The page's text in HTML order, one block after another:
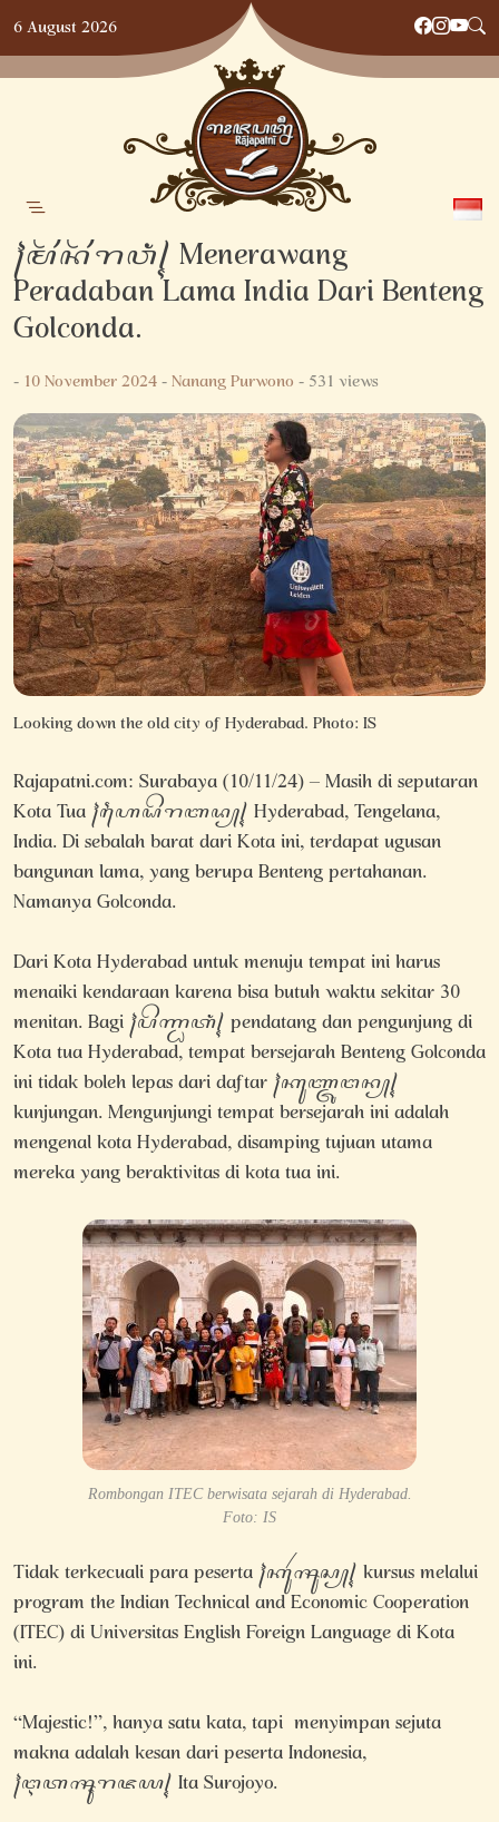
Skip
to
content
6 August 2026
꧌ꦩꦼꦤꦼꦫꦮꦁ꧍ Menerawang
Peradaban Lama India Dari Benteng
Golconda.
-10 November 2024-Nanang Purwono- 531 views
Looking down the old city of Hyderabad. Photo: IS
Rajapatni.com: Surabaya (10/11/24) – Masih di seputaran
Kota Tua ꧌ꦲꦻꦝꦼꦫꦧꦢ꧀꧍ Hyderabad, Tengelana,
India. Di sebalah barat dari Kota ini, terdapat ugusan
bangunan lama, yang berupa Benteng pertahanan.
Namanya Golconda.
Dari Kota Hyderabad untuk menuju tempat ini harus
menaiki kendaraan karena bisa butuh waktu sekitar 30
menitan. Bagi ꧌ꦥꦼꦟ꧀ꦝꦠꦁ꧍ pendatang dan pengunjung di
Kota tua Hyderabad, tempat bersejarah Benteng Golconda
ini tidak boleh lepas dari daftar ꧌ꦏꦸꦚ꧀ꦗꦸꦔꦤ꧀꧍
kunjungan. Mengunjungi tempat bersejarah ini adalah
mengenal kota Hyderabad, disamping tujuan utama
mereka yang beraktivitas di kota tua ini.
Rombongan ITEC berwisata sejarah di Hyderabad.
Foto: IS
Tidak terkecuali para peserta ꧌ꦏꦸꦂꦯꦸꦱ꧀꧍ kursus melalui
program the Indian Technical and Economic Cooperation
(ITEC) di Universitas English Foreign Language di Kota
ini.
“Majestic!”, hanya satu kata, tapi menyimpan sejuta
makna adalah kesan dari peserta Indonesia,
꧌ꦅꦠꦯꦹꦫꦗꦪ꧍ Ita Surojoyo.